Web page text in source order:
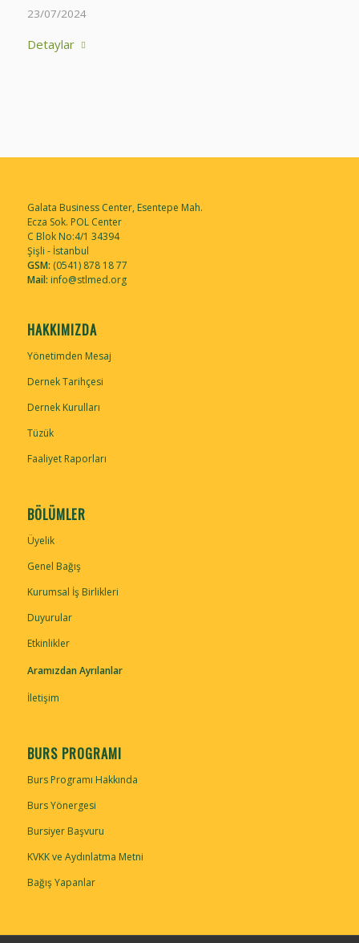
23/07/2024
Detaylar
Galata Business Center, Esentepe Mah.
Ecza Sok. POL Center
C Blok No:4/1 34394
Şişli - İstanbul
GSM: (0541) 878 18 77
Mail: info@stlmed.org
HAKKIMIZDA
Yönetimden Mesaj
Dernek Tarihçesi
Dernek Kurulları
Tüzük
Faaliyet Raporları
BÖLÜMLER
Üyelik
Genel Bağış
Kurumsal İş Birlikleri
Duyurular
Etkinlikler
Aramızdan Ayrılanlar
İletişim
BURS PROGRAMI
Burs Programı Hakkında
Burs Yönergesi
Bursiyer Başvuru
KVKK ve Aydınlatma Metni
Bağış Yapanlar